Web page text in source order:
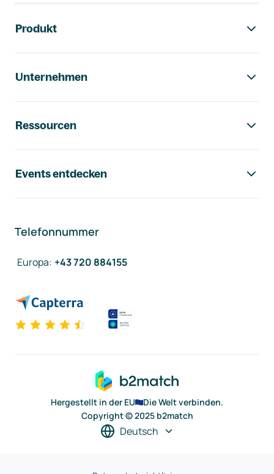
Produkt
Unternehmen
Ressourcen
Events entdecken
Telefonnummer
Europa: +43 720 884155
Hergestellt in der EU
Die Welt verbinden.
Copyright © 2025 b2match
Deutsch